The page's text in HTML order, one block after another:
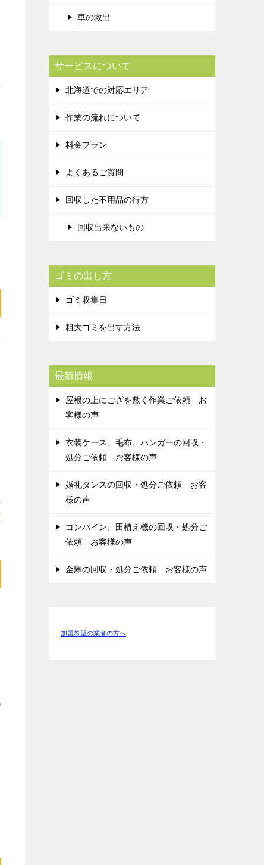
車の救出
サービスについて
北海道での対応エリア
作業の流れについて
料金プラン
よくあるご質問
回収した不用品の行方
回収出来ないもの
ゴミの出し方
ゴミ収集日
粗大ゴミを出す方法
最新情報
屋根の上にござを敷く作業ご依頼 お
客様の声
衣装ケース、毛布、ハンガーの回収・
処分ご依頼 お客様の声
婚礼タンスの回収・処分ご依頼 お客
様の声
コンバイン、田植え機の回収・処分ご
依頼 お客様の声
金庫の回収・処分ご依頼 お客様の声
加盟希望の業者の方へ